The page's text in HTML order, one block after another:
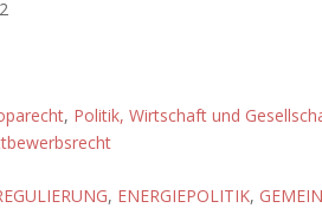
, Politik, Wirtschaft und
, ENERGIEPOLITIK,